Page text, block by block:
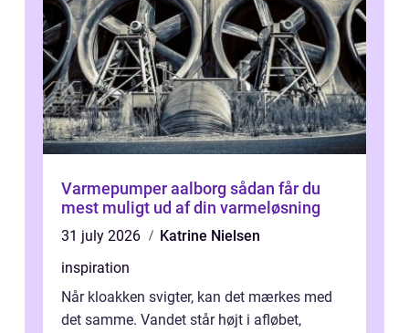
Varmepumper aalborg sådan får du
mest muligt ud af din varmeløsning
31 july 2026
Katrine Nielsen
inspiration
Når kloakken svigter, kan det mærkes med
det samme. Vandet står højt i afløbet,